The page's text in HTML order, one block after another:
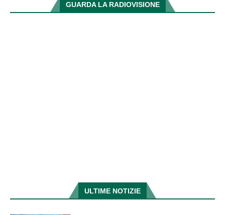
GUARDA LA RADIOVISIONE
ULTIME NOTIZIE